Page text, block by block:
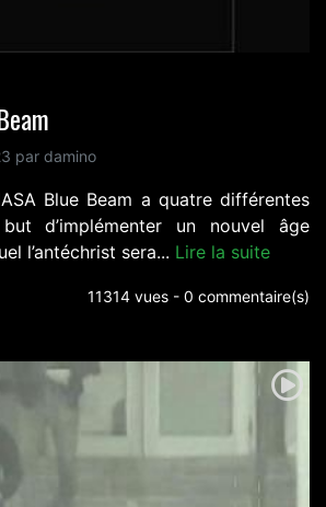
par damino
Blue Beam a quatre différentes
d’implémenter un nouvel âge
l’antéchrist sera... Lire la suite
11314 vues - 0 commentaire(s)